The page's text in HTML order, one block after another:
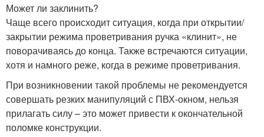
Может ли заклинить?
Чаще всего происходит ситуация, когда при открытии/
закрытии режима проветривания ручка «клинит», не
поворачиваясь до конца. Также встречаются ситуации,
хотя и намного реже, когда в режиме проветривания.
При возникновении такой проблемы не рекомендуется
совершать резких манипуляций с ПВХ-окном, нельзя
прилагать силу – это может привести к окончательной
поломке конструкции.